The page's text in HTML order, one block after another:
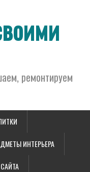
ремонтируем
ИНТЕРЬЕРА